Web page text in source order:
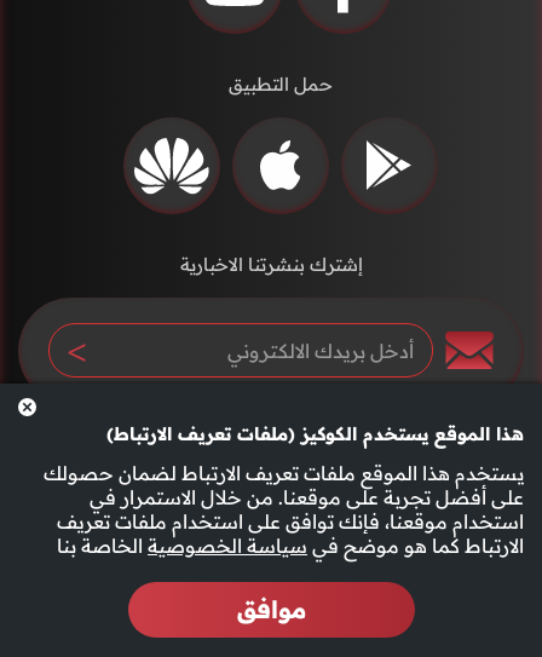
هذا الموقع يستخدم الكوكيز (ملفات تعريف الارتباط)
يستخدم هذا الموقع ملفات تعريف الارتباط لضمان حصولك
على أفضل تجربة على موقعنا. من خلال الاستمرار في
استخدام موقعنا، فإنك توافق على استخدام ملفات تعريف
الارتباط كما هو موضح في سياسة الخصوصية الخاصة بنا
موافق
حمل التطبيق
إشترك بنشرتنا الاخبارية
سياسة الخصوصية الأحكام والشروط